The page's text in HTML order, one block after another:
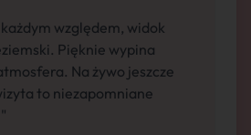
względem, widok
Pięknie wypina
Na żywo jeszcze
to niezapomniane